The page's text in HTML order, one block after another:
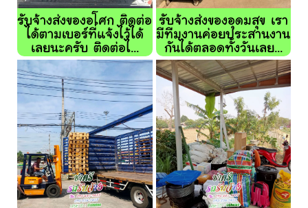
รับจ้างส่งของอโศก ติดต่อ
ได้ตามเบอร์ที่แจ้งไว้ได้
เลยนะครับ ติดต่อไ...
รับจ้างส่งของอุดมสุข เรา
มีทีมงานค่อยประสานงาน
กันได้ตลอดทั้งวันเลย...